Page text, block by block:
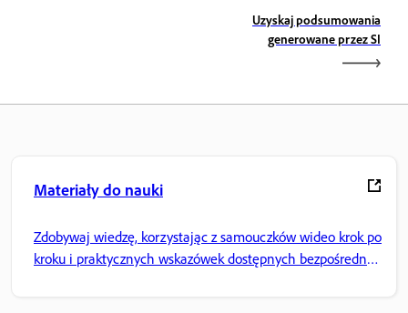
Uzyskaj podsumowania
generowane przez SI
Materiały do nauki
Zdobywaj wiedzę, korzystając z samouczków wideo krok po
kroku i praktycznych wskazówek dostępnych bezpośrednio